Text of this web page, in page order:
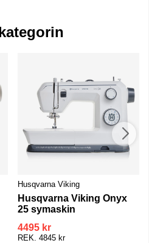
Husqvarna Viking
Husqvarna Viking Onyx
25 symaskin
4495 kr
REK. 4845 kr